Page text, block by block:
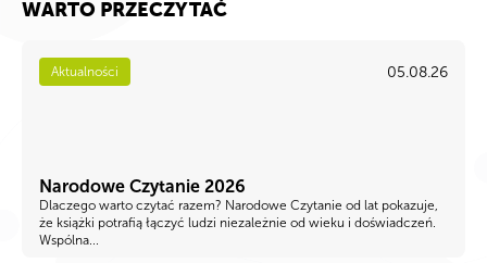
WARTO PRZECZYTAĆ
Aktualności 05.08.26
Narodowe Czytanie 2026
Dlaczego warto czytać razem? Narodowe Czytanie od lat pokazuje,
że książki potrafią łączyć ludzi niezależnie od wieku i doświadczeń.
Wspólna...